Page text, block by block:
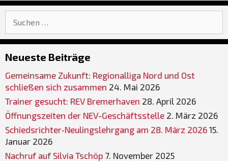
nach:
Neueste Beiträge
Gemeinsame Zukunft: Regionalliga Nord und Ost
schließen sich zusammen 24. Mai 2026
Trainer gesucht: REV Bremerhaven 28. April 2026
Öffnungszeiten der NEV-Geschäftsstelle 2. März 2026
Schiedsrichter‐Neulingslehrgang am 28. März 2026 15.
Januar 2026
Nachruf auf Silvia Tschöp 7. November 2025